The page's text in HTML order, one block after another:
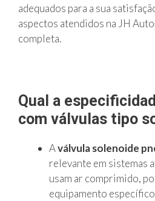
adequados para a sua
aspectos atendidos na JH
completa.
Qual a
com válvulas tipo
Aválvula solenoide
relevante em sistemas
usam ar comprimido,
equipamento